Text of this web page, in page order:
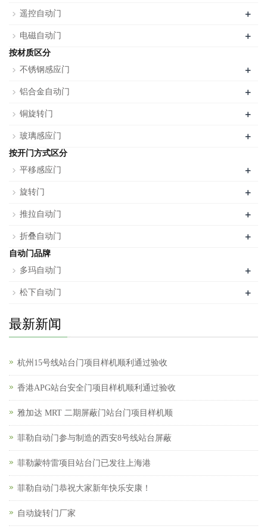
遥控自动门 +
电磁自动门 +
按材质区分
不锈钢感应门
+
铝合金自动门 +
铜旋转门 +
玻璃感应门 +
按开门方式区分
平移感应门
+
旋转门 +
推拉自动门 +
折叠自动门 +
自动门品牌
多玛自动门
+
松下自动门 +
最新新闻
杭州15号线站台门项目样机顺利通过验收
香港APG站台安全门项目样机顺利通过验收
雅加达 MRT 二期屏蔽门站台门项目样机顺
菲勒自动门参与制造的西安8号线站台屏蔽
菲勒蒙特雷项目站台门已发往上海港
菲勒自动门恭祝大家新年快乐安康！
自动旋转门厂家